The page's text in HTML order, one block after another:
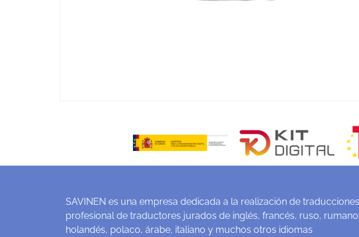
SAVINEN es una empresa dedicada a la realización de
profesional de traductores jurados de inglés, francés, ruso,
holandés, polaco, árabe, italiano y muchos otros idiomas